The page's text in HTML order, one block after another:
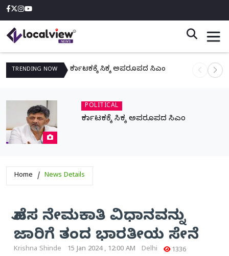
TRENDING NOW ಕರ್ನಾಟಕಕ್ಕೆ ಸಿಕ್ಕ ಅಪರೂಪದ ಸಿಎಂ ನಾಳೆ
POLITICAL
ಕರ್ನಾಟಕಕ್ಕೆ ಸಿಕ್ಕ ಅಪರೂಪದ ಸಿಎಂ
Home News Details
ಹೊಸ ನೇಮಕಾತಿ ವಿಧಾನವನ್ನು
ಜಾರಿಗೆ ತಂದ ಭಾರತೀಯ ಸೇನೆ
Krishna Shinde 15 Jan 2024 , 12:00 AM Delhi 1336